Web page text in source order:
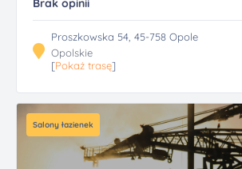
Brak opinii
Proszkowska 54, 45-758 Opole
Opolskie
[Pokaż trasę]
Salony łazienek